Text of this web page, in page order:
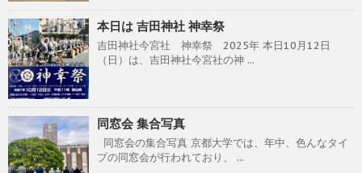
本日は 吉田神社 神幸祭
吉田神社今宮社 神幸祭 2025年 本日10月12日
（日）は、吉田神社今宮社の神 ...
同窓会 集合写真
同窓会の集合写真 京都大学では、年中、色んなタイ
プの同窓会が行われており、 ...